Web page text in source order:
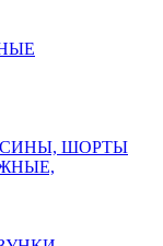
ШОРТЫ